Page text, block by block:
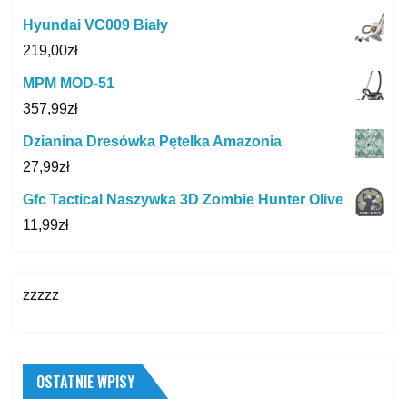
Hyundai VC009 Biały
219,00zł
MPM MOD-51
357,99zł
Dzianina Dresówka Pętelka Amazonia
27,99zł
Gfc Tactical Naszywka 3D Zombie Hunter Olive
11,99zł
zzzzz
OSTATNIE WPISY